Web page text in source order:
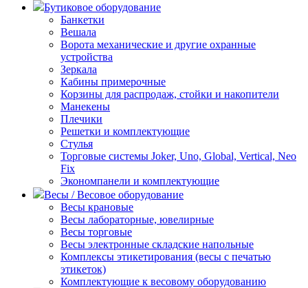
Бутиковое оборудование
Банкетки
Вешала
Ворота механические и другие охранные
устройства
Зеркала
Кабины примерочные
Корзины для распродаж, стойки и накопители
Манекены
Плечики
Решетки и комплектующие
Стулья
Торговые системы Joker, Uno, Global, Vertical, Neo
Fix
Экономпанели и комплектующие
Весы / Весовое оборудование
Весы крановые
Весы лабораторные, ювелирные
Весы торговые
Весы электронные складские напольные
Комплексы этикетирования (весы с печатью
этикеток)
Комплектующие к весовому оборудованию